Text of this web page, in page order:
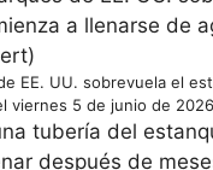
EE. UU. sobrevuela el
viernes 5 de junio de